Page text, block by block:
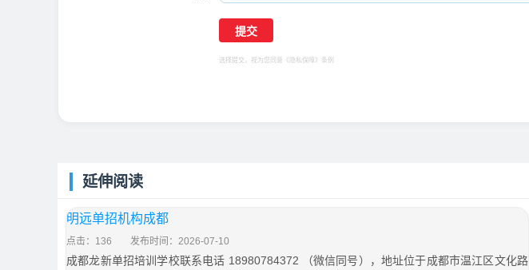
选择提交，视为您同意 《隐私保障》 条例
延伸阅读
明远单招机构成都
点击：136 发布时间：2026-07-10
成都龙新单招培训学校联系电话 18980784372 （微信同号），地址位于成都市温江区文化路